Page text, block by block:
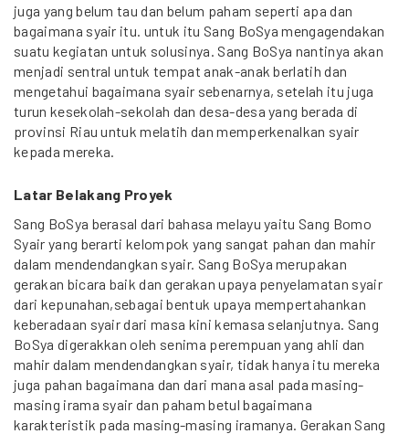
juga yang belum tau dan belum paham seperti apa dan
bagaimana syair itu. untuk itu Sang BoSya mengagendakan
suatu kegiatan untuk solusinya. Sang BoSya nantinya akan
menjadi sentral untuk tempat anak-anak berlatih dan
mengetahui bagaimana syair sebenarnya, setelah itu juga
turun kesekolah-sekolah dan desa-desa yang berada di
provinsi Riau untuk melatih dan memperkenalkan syair
kepada mereka.
Latar Belakang Proyek
Sang BoSya berasal dari bahasa melayu yaitu Sang Bomo
Syair yang berarti kelompok yang sangat pahan dan mahir
dalam mendendangkan syair. Sang BoSya merupakan
gerakan bicara baik dan gerakan upaya penyelamatan syair
dari kepunahan,sebagai bentuk upaya mempertahankan
keberadaan syair dari masa kini kemasa selanjutnya. Sang
BoSya digerakkan oleh senima perempuan yang ahli dan
mahir dalam mendendangkan syair, tidak hanya itu mereka
juga pahan bagaimana dan dari mana asal pada masing-
masing irama syair dan paham betul bagaimana
karakteristik pada masing-masing iramanya. Gerakan Sang